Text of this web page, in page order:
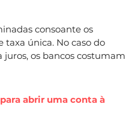
consoante os
taxa única. No caso do
os bancos costumam
abrir uma conta à